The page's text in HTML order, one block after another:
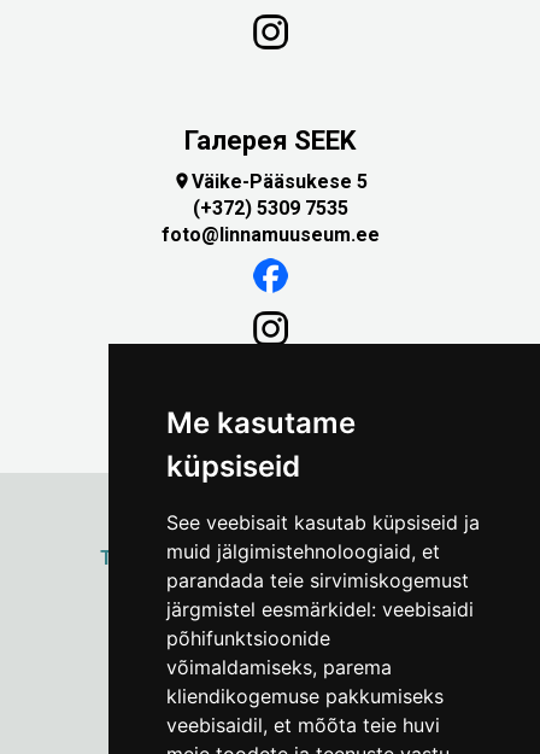
Me kasutame
küpsiseid
See veebisait kasutab küpsiseid ja
muid jälgimistehnoloogiaid, et
parandada teie sirvimiskogemust
järgmistel eesmärkidel: veebisaidi
põhifunktsioonide
võimaldamiseks, parema
kliendikogemuse pakkumiseks
veebisaidil, et mõõta teie huvi
Галерея SEEK
Väike-Pääsukese 5
(+372) 5309 7535
foto@linnamuuseum.ee
ТАЛЛИННСКИЙГОРОДСКОЙ МУЗЕЙ
Vene 17
Пн–Пт 9–17:(+372) 610 4178
info@linnamuuseum.ee